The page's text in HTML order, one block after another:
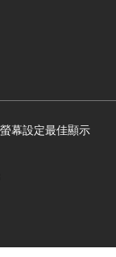
幕設定最佳顯示